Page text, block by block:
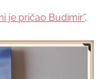
je pričao Budimir”.